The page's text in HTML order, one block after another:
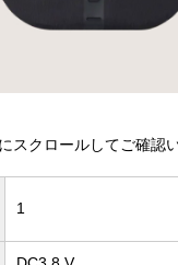
スクロールしてご確認
1